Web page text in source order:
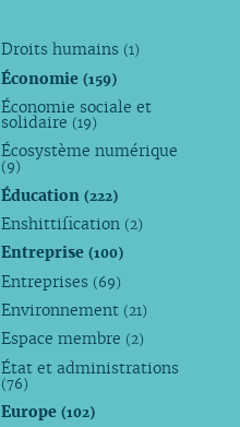
Droits humains (1)
Économie(159)
Économie sociale et
solidaire (19)
Écosystème numérique
(9)
Éducation(222)
Enshittification (2)
Entreprise(100)
Entreprises (69)
Environnement (21)
Espace membre (2)
État et administrations
(76)
Europe(102)